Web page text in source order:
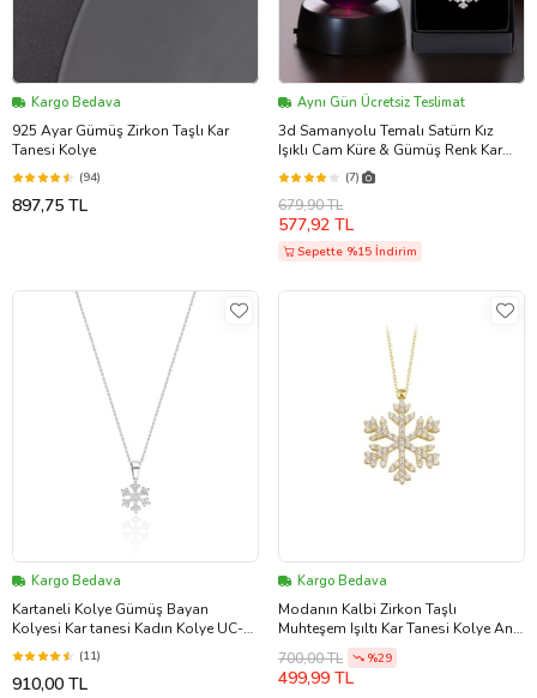
Kargo Bedava
925 Ayar Gümüş Zirkon Taşlı Kar
Tanesi Kolye
(94)
897,75 TL
Aynı Gün Ücretsiz Teslimat
3d Samanyolu Temalı Satürn Kız
Işıklı Cam Küre & Gümüş Renk Kar
Tanesi Kolye Hediye Seti
(7)
679,90 TL
577,92 TL
Sepette %15 İndirim
Kargo Bedava
Kartaneli Kolye Gümüş Bayan
Kolyesi Kar tanesi Kadın Kolye UC-
319
(11)
910,00 TL
Kargo Bedava
Modanın Kalbi Zirkon Taşlı
Muhteşem Işıltı Kar Tanesi Kolye Anti
Alerjik Hediyelik Aksesuar Takı Gold
Sade Moda Trend Abiye Güzel Şık
Zarif Retro Kombine Uyumlu Doğum
700,00 TL %29
499,99 TL